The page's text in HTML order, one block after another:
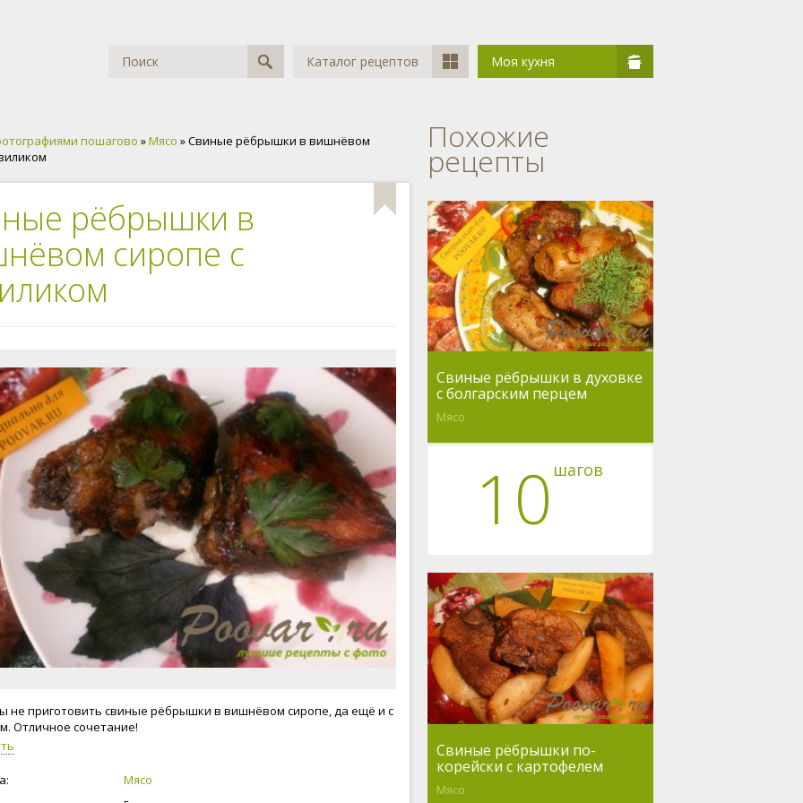
Каталог рецептов Моя кухня
пошагово »Мясо » Свиные рёбрышки в вишнёвом
рёбрышки в
сиропе с
не приготовить свиные рёбрышки в вишнёвом сиропе, да ещё и с
Отличное сочетание!
Мясо
Похожие
рецепты
Свиные рёбрышки в духовке
с болгарским перцем
Мясо
10 шагов
Свиные рёбрышки по-
корейски с картофелем
Мясо